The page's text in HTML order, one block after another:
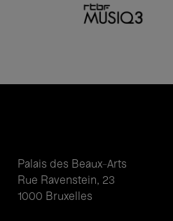
Palais des Beaux-Arts
Rue Ravenstein, 23
1000 Bruxelles